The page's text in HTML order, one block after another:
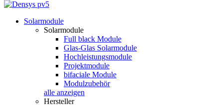
Solarmodule
Solarmodule
Full black Module
Glas-Glas Solarmodule
Hochleistungsmodule
Projektmodule
bifaciale Module
Modulzubehör
alle anzeigen
Hersteller